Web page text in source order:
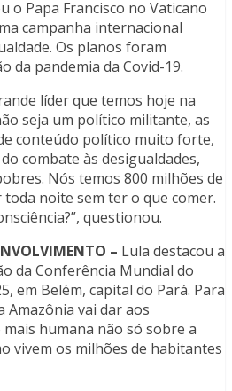
o Papa Francisco no Vaticano
campanha internacional
Os planos foram
da pandemia da Covid-19.
líder que temos hoje na
seja um político militante, as
conteúdo político muito forte,
combate às desigualdades,
Nós temos 800 milhões de
noite sem ter o que comer.
questionou.
– Lula destacou a
da Conferência Mundial do
em Belém, capital do Pará. Para
Amazônia vai dar aos
humana não só sobre a
vivem os milhões de habitantes